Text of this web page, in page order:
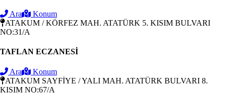
Ara
Konum
ATAKUM / KÖRFEZ MAH. ATATÜRK 5. KISIM BULVARI
NO:31/A
TAFLAN ECZANESİ
Ara
Konum
ATAKUM SAYFİYE / YALI MAH. ATATÜRK BULVARI 8.
KISIM NO:67/A